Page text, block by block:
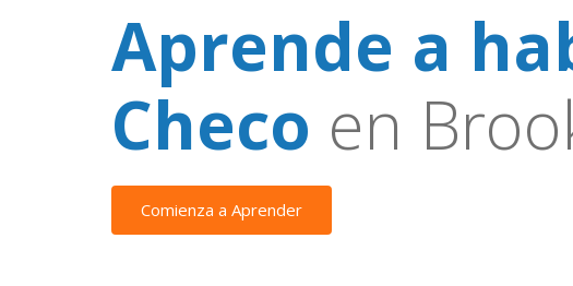
Aprende a
Checo en
Comienza a Aprender